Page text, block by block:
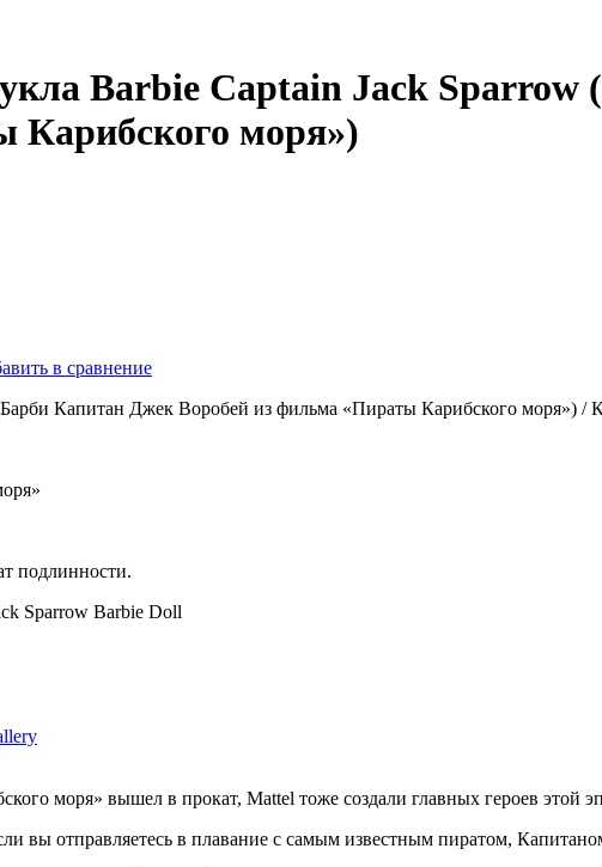
Barbie Captain Jack Sparrow
моря»)
в сравнение
Капитан Джек Воробей из фильма «Пираты Карибского моря») /
подлинности.
Sparrow Barbie Doll
моря» вышел в прокат, Mattel тоже создали главных героев этой
вы отправляетесь в плавание с самым известным пиратом,